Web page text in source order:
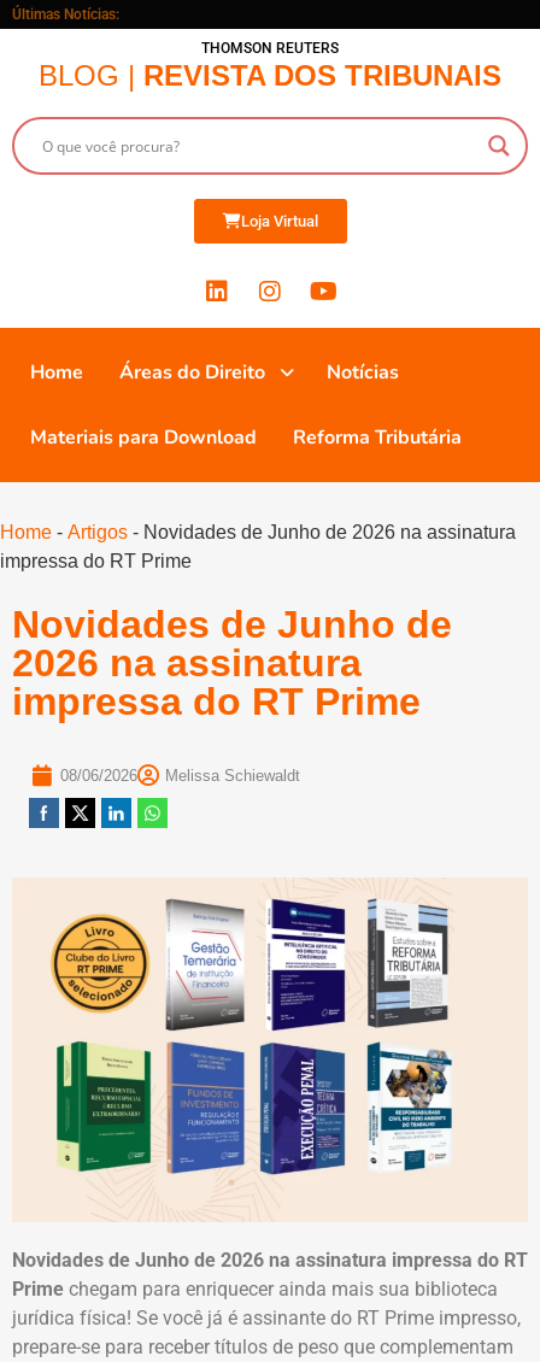
Últimas Notícias:
THOMSON REUTERS
BLOG | REVISTA DOS TRIBUNAIS
Loja Virtual
Home Áreas do Direito Notícias
Materiais para Download Reforma Tributária
Home - Artigos - Novidades de Junho de 2026 na assinatura
impressa do RT Prime
Novidades de Junho de
2026 na assinatura
impressa do RT Prime
08/06/2026 Melissa Schiewaldt
Novidades de Junho de 2026 na assinatura impressa do RT
Prime chegam para enriquecer ainda mais sua biblioteca
jurídica física! Se você já é assinante do RT Prime impresso,
prepare-se para receber títulos de peso que complementam